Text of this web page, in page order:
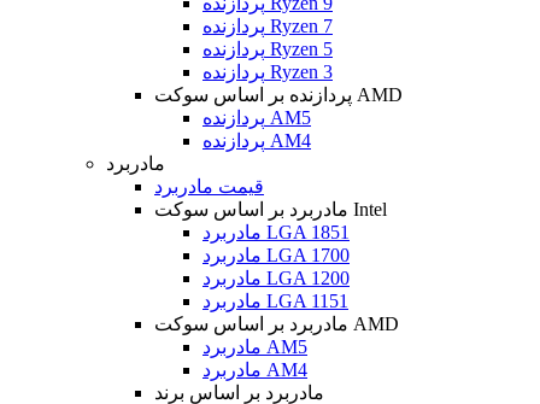
پردازنده Ryzen 7
پردازنده Ryzen 5
پردازنده Ryzen 3
پردازنده بر اساس سوکت AMD
پردازنده AM5
پردازنده AM4
مادربرد
قیمت مادربرد
مادربرد بر اساس سوکت Intel
مادربرد LGA 1851
مادربرد LGA 1700
مادربرد LGA 1200
مادربرد LGA 1151
مادربرد بر اساس سوکت AMD
مادربرد AM5
مادربرد AM4
مادربرد بر اساس برند